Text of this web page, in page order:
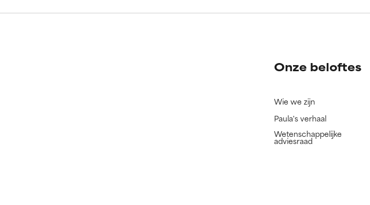
We hebben dit ingrediënt nog niet beoordeeld omdat
We hebben dit ingrediënt nog niet beoordeeld omdat
Onze beloftes
Wie we zijn
Paula's verhaal
Wetenschappelijke
adviesraad